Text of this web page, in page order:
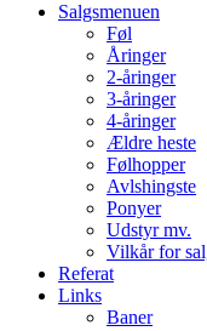
Salgsmenuen
Føl
Åringer
2-åringer
3-åringer
4-åringer
Ældre heste
Følhopper
Avlshingste
Ponyer
Udstyr mv.
Vilkår for
Referat
Links
Baner